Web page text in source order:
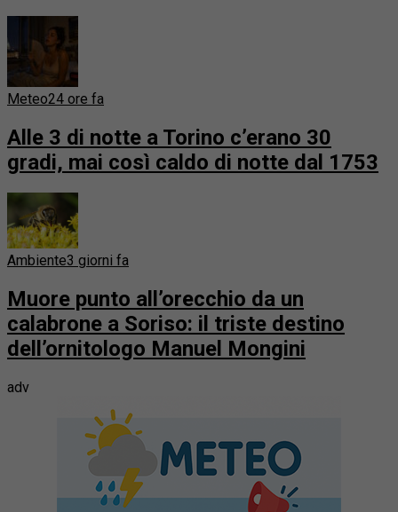
Meteo24 ore fa
Alle 3 di notte a Torino c’erano 30
gradi, mai così caldo di notte dal 1753
Ambiente3 giorni fa
Muore punto all’orecchio da un
calabrone a Soriso: il triste destino
dell’ornitologo Manuel Mongini
adv